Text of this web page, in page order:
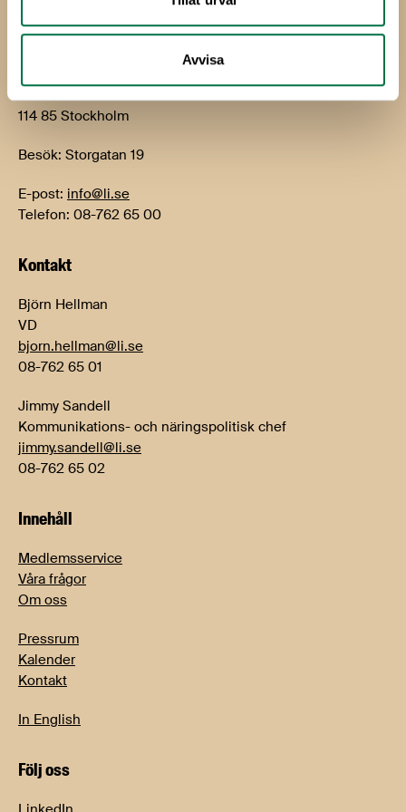
Avvisa
Livsmedels­företagen
114 85 Stockholm
Besök: Storgatan 19
E-post: info@li.se
Telefon: 08-762 65 00
Kontakt
Björn Hellman
VD
bjorn.hellman@li.se
08-762 65 01
Jimmy Sandell
Kommunikations- och näringspolitisk chef
jimmy.sandell@li.se
08-762 65 02
Innehåll
Medlemsservice
Våra frågor
Om oss
Pressrum
Kalender
Kontakt
In English
Följ oss